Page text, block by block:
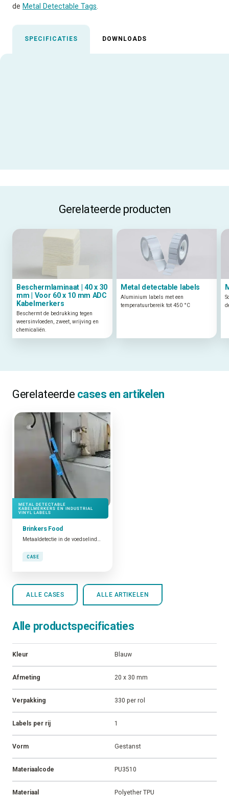
de Metal Detectable Tags
SPECIFICATIES DOWNLOADS
Gerelateerde producten
Beschermlaminaat | 40 x 30
mm | Voor 60 x 10 mm ADC
Kabelmerkers
Beschermt de bedrukking tegen
weersinvloeden, zweet, wrijving en
chemicaliën.
Metal detectable labels
Aluminium labels met een
temperatuurbereik tot 450 °C
Gerelateerde cases en artikelen
METAL DETECTABLE
KABELMERKERS EN INDUSTRIAL
VINYL LABELS
Brinkers Food
CASE
ALLE CASES ALLE ARTIKELEN
Alle productspecificaties
Kleur Blauw
Afmeting 20 x 30 mm
Verpakking 330 per rol
Labels per rij 1
Vorm Gestanst
Materiaalcode PU3510
Materiaal Polyether TPU